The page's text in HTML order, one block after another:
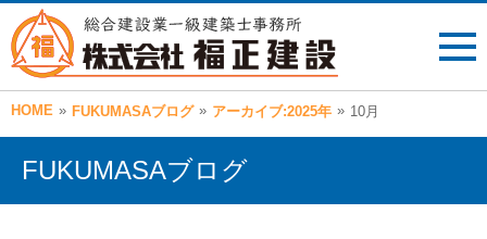
HOME » FUKUMASAブログ » アーカイブ:2025年 » 10月
FUKUMASAブログ